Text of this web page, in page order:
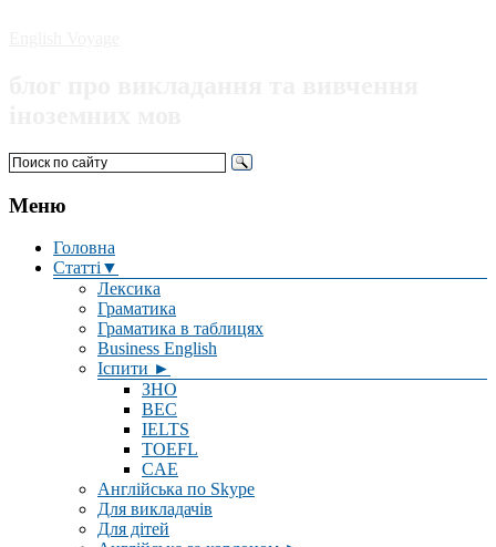
Меню
Головна
Статті▼
Лексика
Граматика
Граматика в таблицях
Business English
Іспити ►
ЗНО
BEC
IELTS
TOEFL
CAE
Англійська по Skype
Для викладачів
Для дітей